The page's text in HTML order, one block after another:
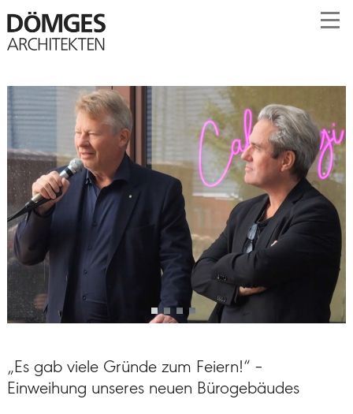
„Es gab viele Gründe zum Feiern!“ –
Einweihung unseres neuen Bürogebäudes